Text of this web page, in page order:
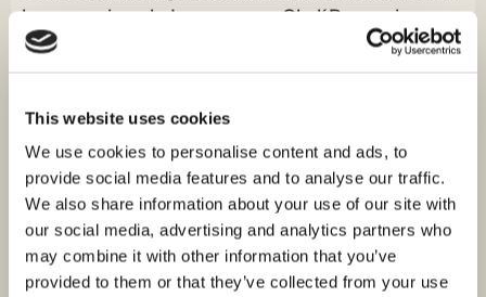
This website uses cookies
We use cookies to personalise content and ads, to
provide social media features and to analyse our traffic.
We also share information about your use of our site with
our social media, advertising and analytics partners who
may combine it with other information that you’ve
provided to them or that they’ve collected from your use
bazenom i pogledom na more Okolí Rogoznice,
moderní vila s nekonečným bazénem a výhledem
Velikost (m²) : 246 M²
Pokoje : 3
Koupelny : 4
Vzdálenost od moře : 170 M
Výhled na moře
Vila s nekonečným bazénem a výhledem na moře je na
prodej v okolí Rogoznice. Vila se rozkládá na dvou
podlažích…